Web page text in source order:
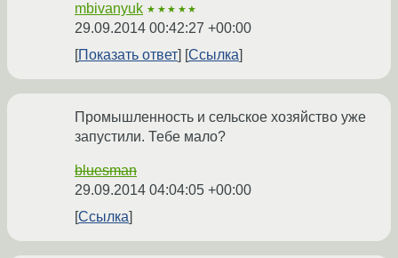
mbivanyuk ★★★★★
29.09.2014 00:42:27 +00:00
Показать ответ
Ссылка
Промышленность и сельское хозяйство уже
запустили. Тебе мало?
bluesman
29.09.2014 04:04:05 +00:00
Ссылка